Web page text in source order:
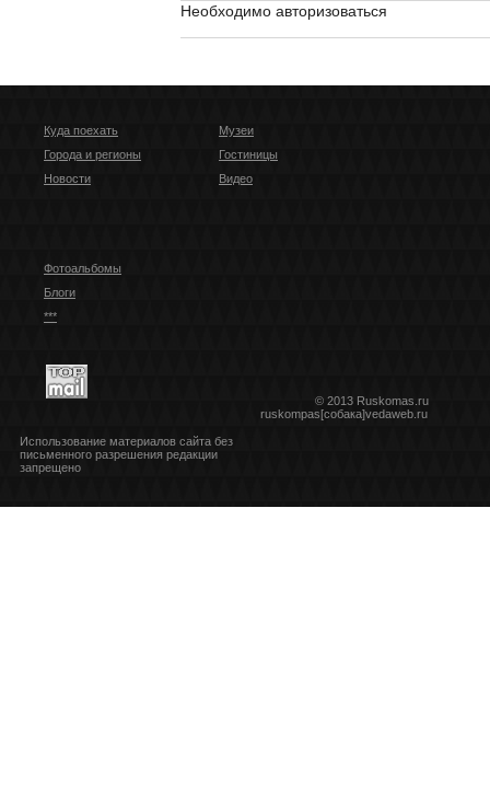
Необходимо авторизоваться
Куда поехать
Города и регионы
Новости
Музеи
Гостиницы
Видео
Фотоальбомы
Блоги
***
© 2013 Ruskomas.ru
ruskompas[собака]vedaweb.ru
Использование материалов сайта без
письменного разрешения редакции
запрещено